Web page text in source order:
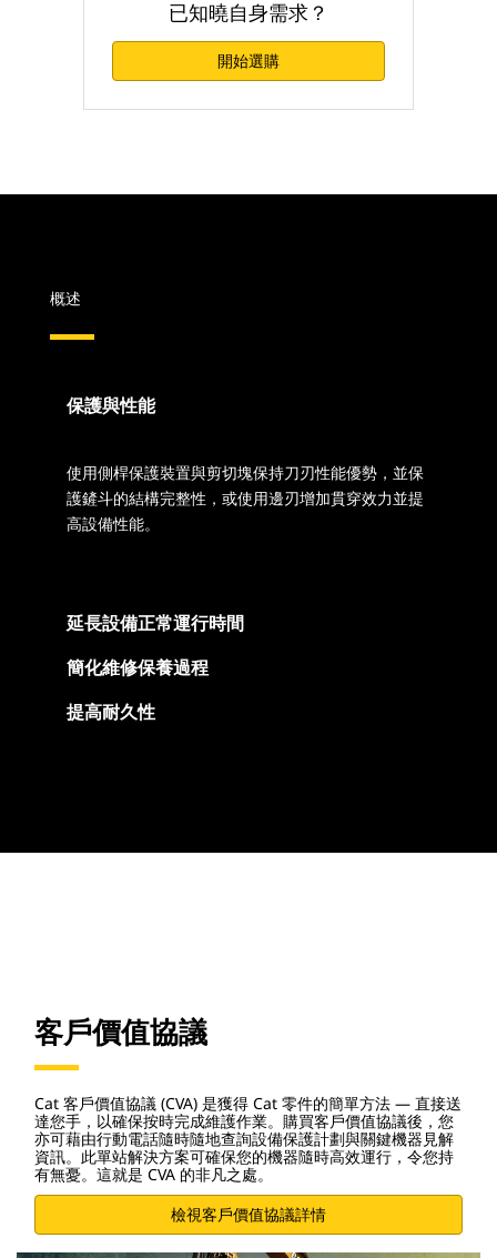
已知曉自身需求？
開始選購
概述
保護與性能
使用側桿保護裝置與剪切塊保持刀刃性能優勢，並保
護鏟斗的結構完整性，或使用邊刃增加貫穿效力並提
高設備性能。
延長設備正常運行時間
簡化維修保養過程
提高耐久性
客戶價值協議
Cat 客戶價值協議 (CVA) 是獲得 Cat 零件的簡單方法 — 直接送
達您手，以確保按時完成維護作業。購買客戶價值協議後，您
亦可藉由行動電話隨時隨地查詢設備保護計劃與關鍵機器見解
資訊。此單站解決方案可確保您的機器隨時高效運行，令您持
有無憂。這就是 CVA 的非凡之處。
檢視客戶價值協議詳情